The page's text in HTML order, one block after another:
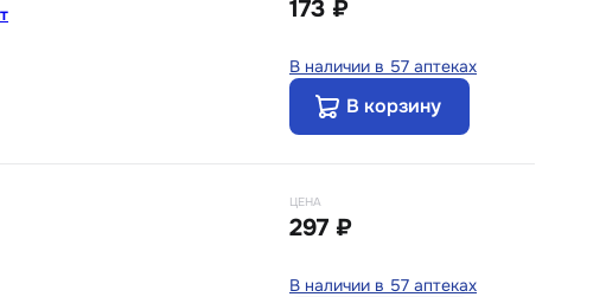
173 ₽
В наличии в 57 аптеках
В корзину
ЦЕНА
297 ₽
В наличии в 57 аптеках